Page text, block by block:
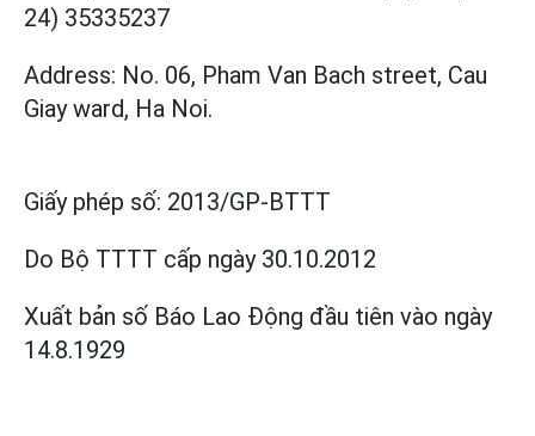
24) 35335237
Address: No. 06, Pham Van Bach street, Cau
Giay ward, Ha Noi.
Giấy phép số: 2013/GP-BTTT
Do Bộ TTTT cấp ngày 30.10.2012
Xuất bản số Báo Lao Động đầu tiên vào ngày
14.8.1929